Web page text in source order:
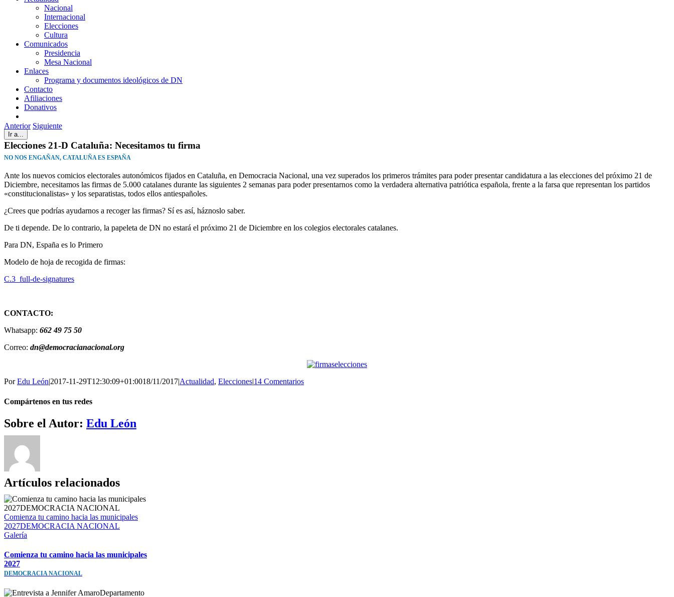
Nacional
Internacional
Elecciones
Cultura
Comunicados
Presidencia
Mesa Nacional
Enlaces
Programa y documentos ideológicos de DN
Contacto
Afiliaciones
Donativos
Ir a...
Anterior Siguiente
Elecciones 21-D Cataluña: Necesitamos tu firma
NO NOS ENGAÑAN, CATALUÑA ES ESPAÑA
Ante los nuevos comicios electorales autonómicos fijados en Cataluña, en Democracia Nacional, una vez superados los primeros trámites para poder presentar candidatura a las elecciones del próximo 21 de
Diciembre, necesitamos las firmas de 5.000 catalanes durante las siguientes 2 semanas para poder presentarnos como la verdadera alternativa patriótica española, frente a la farsa que representan los partidos
«constitucionalistas» y los separatistas, todos ellos antiespañoles.
¿Crees que podrías ayudarnos a recoger las firmas? Sí es así, háznoslo saber.
De ti depende. De lo contrario, la papeleta de DN no estará el próximo 21 de Diciembre en los colegios electorales catalanes.
Para DN, España es lo Primero
Modelo de hoja de recogida de firmas:
C.3_full-de-signatures
CONTACTO:
Whatsapp: 662 49 75 50
Correo: dn@democracianacional.org
PorEdu León|2017-11-29T12:30:09+01:0018/11/2017|Actualidad, Elecciones|14 Comentarios
Compártenos en tus redes
Facebook
Twitter
WhatsApp
Telegram
Correo
electrónico
Sobre el Autor: Edu León
Artículos relacionados
Comienza tu camino hacia las municipales
2027DEMOCRACIA NACIONAL
Galería
Comienza tu camino hacia las municipales
2027
DEMOCRACIA NACIONAL